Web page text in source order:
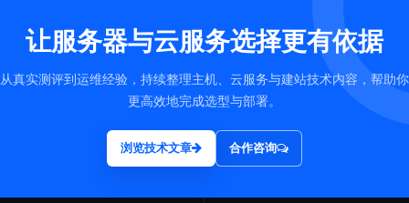
让服务器与云服务选择更有依据
从真实测评到运维经验，持续整理主机、云服务与建站技术内容，帮助你
更高效地完成选型与部署。
浏览技术文章 合作咨询